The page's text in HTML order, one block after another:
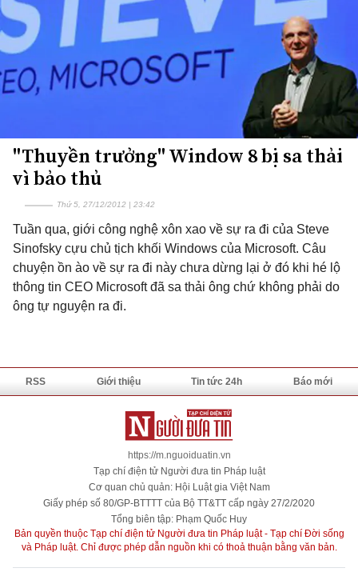
"Thuyền trưởng" Window 8 bị sa thải
vì bảo thủ
Thứ 5, 27/12/2012 | 23:42
Tuần qua, giới công nghệ xôn xao về sự ra đi của Steve
Sinofsky cựu chủ tịch khối Windows của Microsoft. Câu
chuyện ồn ào về sự ra đi này chưa dừng lại ở đó khi hé lộ
thông tin CEO Microsoft đã sa thải ông chứ không phải do
ông tự nguyện ra đi.
RSS Giới thiệu Tin tức 24h Báo mới
https://m.nguoiduatin.vn
Tạp chí điện tử Người đưa tin Pháp luật
Cơ quan chủ quản: Hội Luật gia Việt Nam
Giấy phép số 80/GP-BTTTT của Bộ TT&TT cấp ngày 27/2/2020
Tổng biên tập: Phạm Quốc Huy
Bản quyền thuộc Tạp chí điện tử Người đưa tin Pháp luật - Tạp chí Đời sống
và Pháp luật. Chỉ được phép dẫn nguồn khi có thoả thuận bằng văn bản.